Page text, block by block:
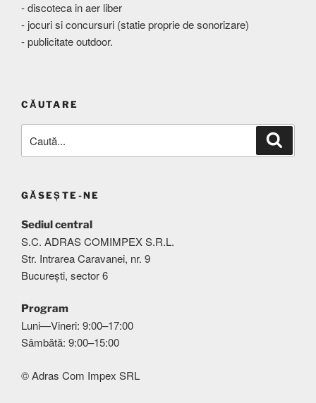
- discoteca in aer liber
- jocuri si concursuri (statie proprie de sonorizare)
- publicitate outdoor.
CĂUTARE
după:
GĂSEȘTE-NE
Sediul central
S.C. ADRAS COMIMPEX S.R.L.
Str. Intrarea Caravanei, nr. 9
București, sector 6
Program
Luni—Vineri: 9:00–17:00
Sâmbătă: 9:00–15:00
© Adras Com Impex SRL